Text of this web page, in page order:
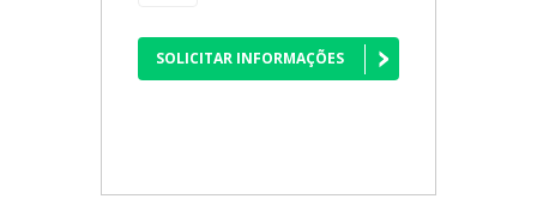
SOLICITAR INFORMAÇÕES